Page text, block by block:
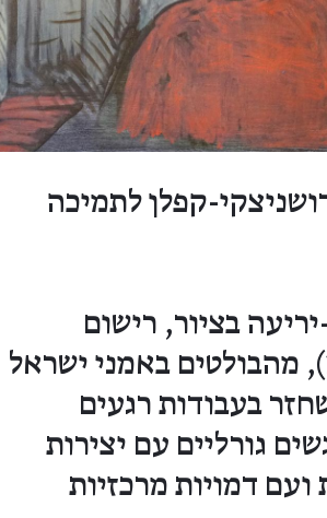
קפלן לתמיכה
בציור, רישום
וצילום. ארנון בן־דוד (נ' 1950), מהבולטים באמני ישראל
מעלה ומשחזר בעבודות רגעים
גורליים עם יצירות
דמויות מרכזיות